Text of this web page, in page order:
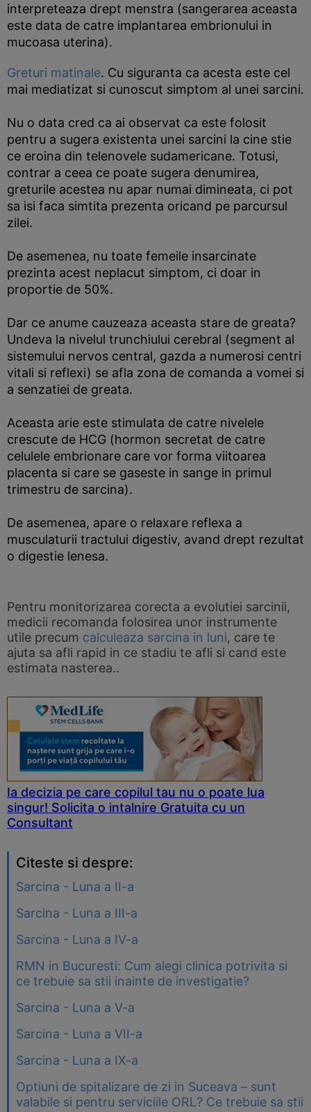
interpreteaza drept menstra (sangerarea aceasta
este data de catre implantarea embrionului in
mucoasa uterina).
Greturi matinale. Cu siguranta ca acesta este cel
mai mediatizat si cunoscut simptom al unei sarcini.
Nu o data cred ca ai observat ca este folosit
pentru a sugera existenta unei sarcini la cine stie
ce eroina din telenovele sudamericane. Totusi,
contrar a ceea ce poate sugera denumirea,
greturile acestea nu apar numai dimineata, ci pot
sa isi faca simtita prezenta oricand pe parcursul
zilei.
De asemenea, nu toate femeile insarcinate
prezinta acest neplacut simptom, ci doar in
proportie de 50%.
Dar ce anume cauzeaza aceasta stare de greata?
Undeva la nivelul trunchiului cerebral (segment al
sistemului nervos central, gazda a numerosi centri
vitali si reflexi) se afla zona de comanda a vomei si
a senzatiei de greata.
Aceasta arie este stimulata de catre nivelele
crescute de HCG (hormon secretat de catre
celulele embrionare care vor forma viitoarea
placenta si care se gaseste in sange in primul
trimestru de sarcina).
De asemenea, apare o relaxare reflexa a
musculaturii tractului digestiv, avand drept rezultat
o digestie lenesa.
Pentru monitorizarea corecta a evolutiei sarcinii,
medicii recomanda folosirea unor instrumente
utile precum calculeaza sarcina in luni, care te
ajuta sa afli rapid in ce stadiu te afli si cand este
estimata nasterea..
Ia decizia pe care copilul tau nu o poate lua
singur! Solicita o intalnire Gratuita cu un
Consultant
Citeste si despre:
Sarcina - Luna a II-a
Sarcina - Luna a III-a
Sarcina - Luna a IV-a
RMN in Bucuresti: Cum alegi clinica potrivita si
ce trebuie sa stii inainte de investigatie?
Sarcina - Luna a V-a
Sarcina - Luna a VII-a
Sarcina - Luna a IX-a
Optiuni de spitalizare de zi in Suceava – sunt
valabile si pentru serviciile ORL? Ce trebuie sa stii